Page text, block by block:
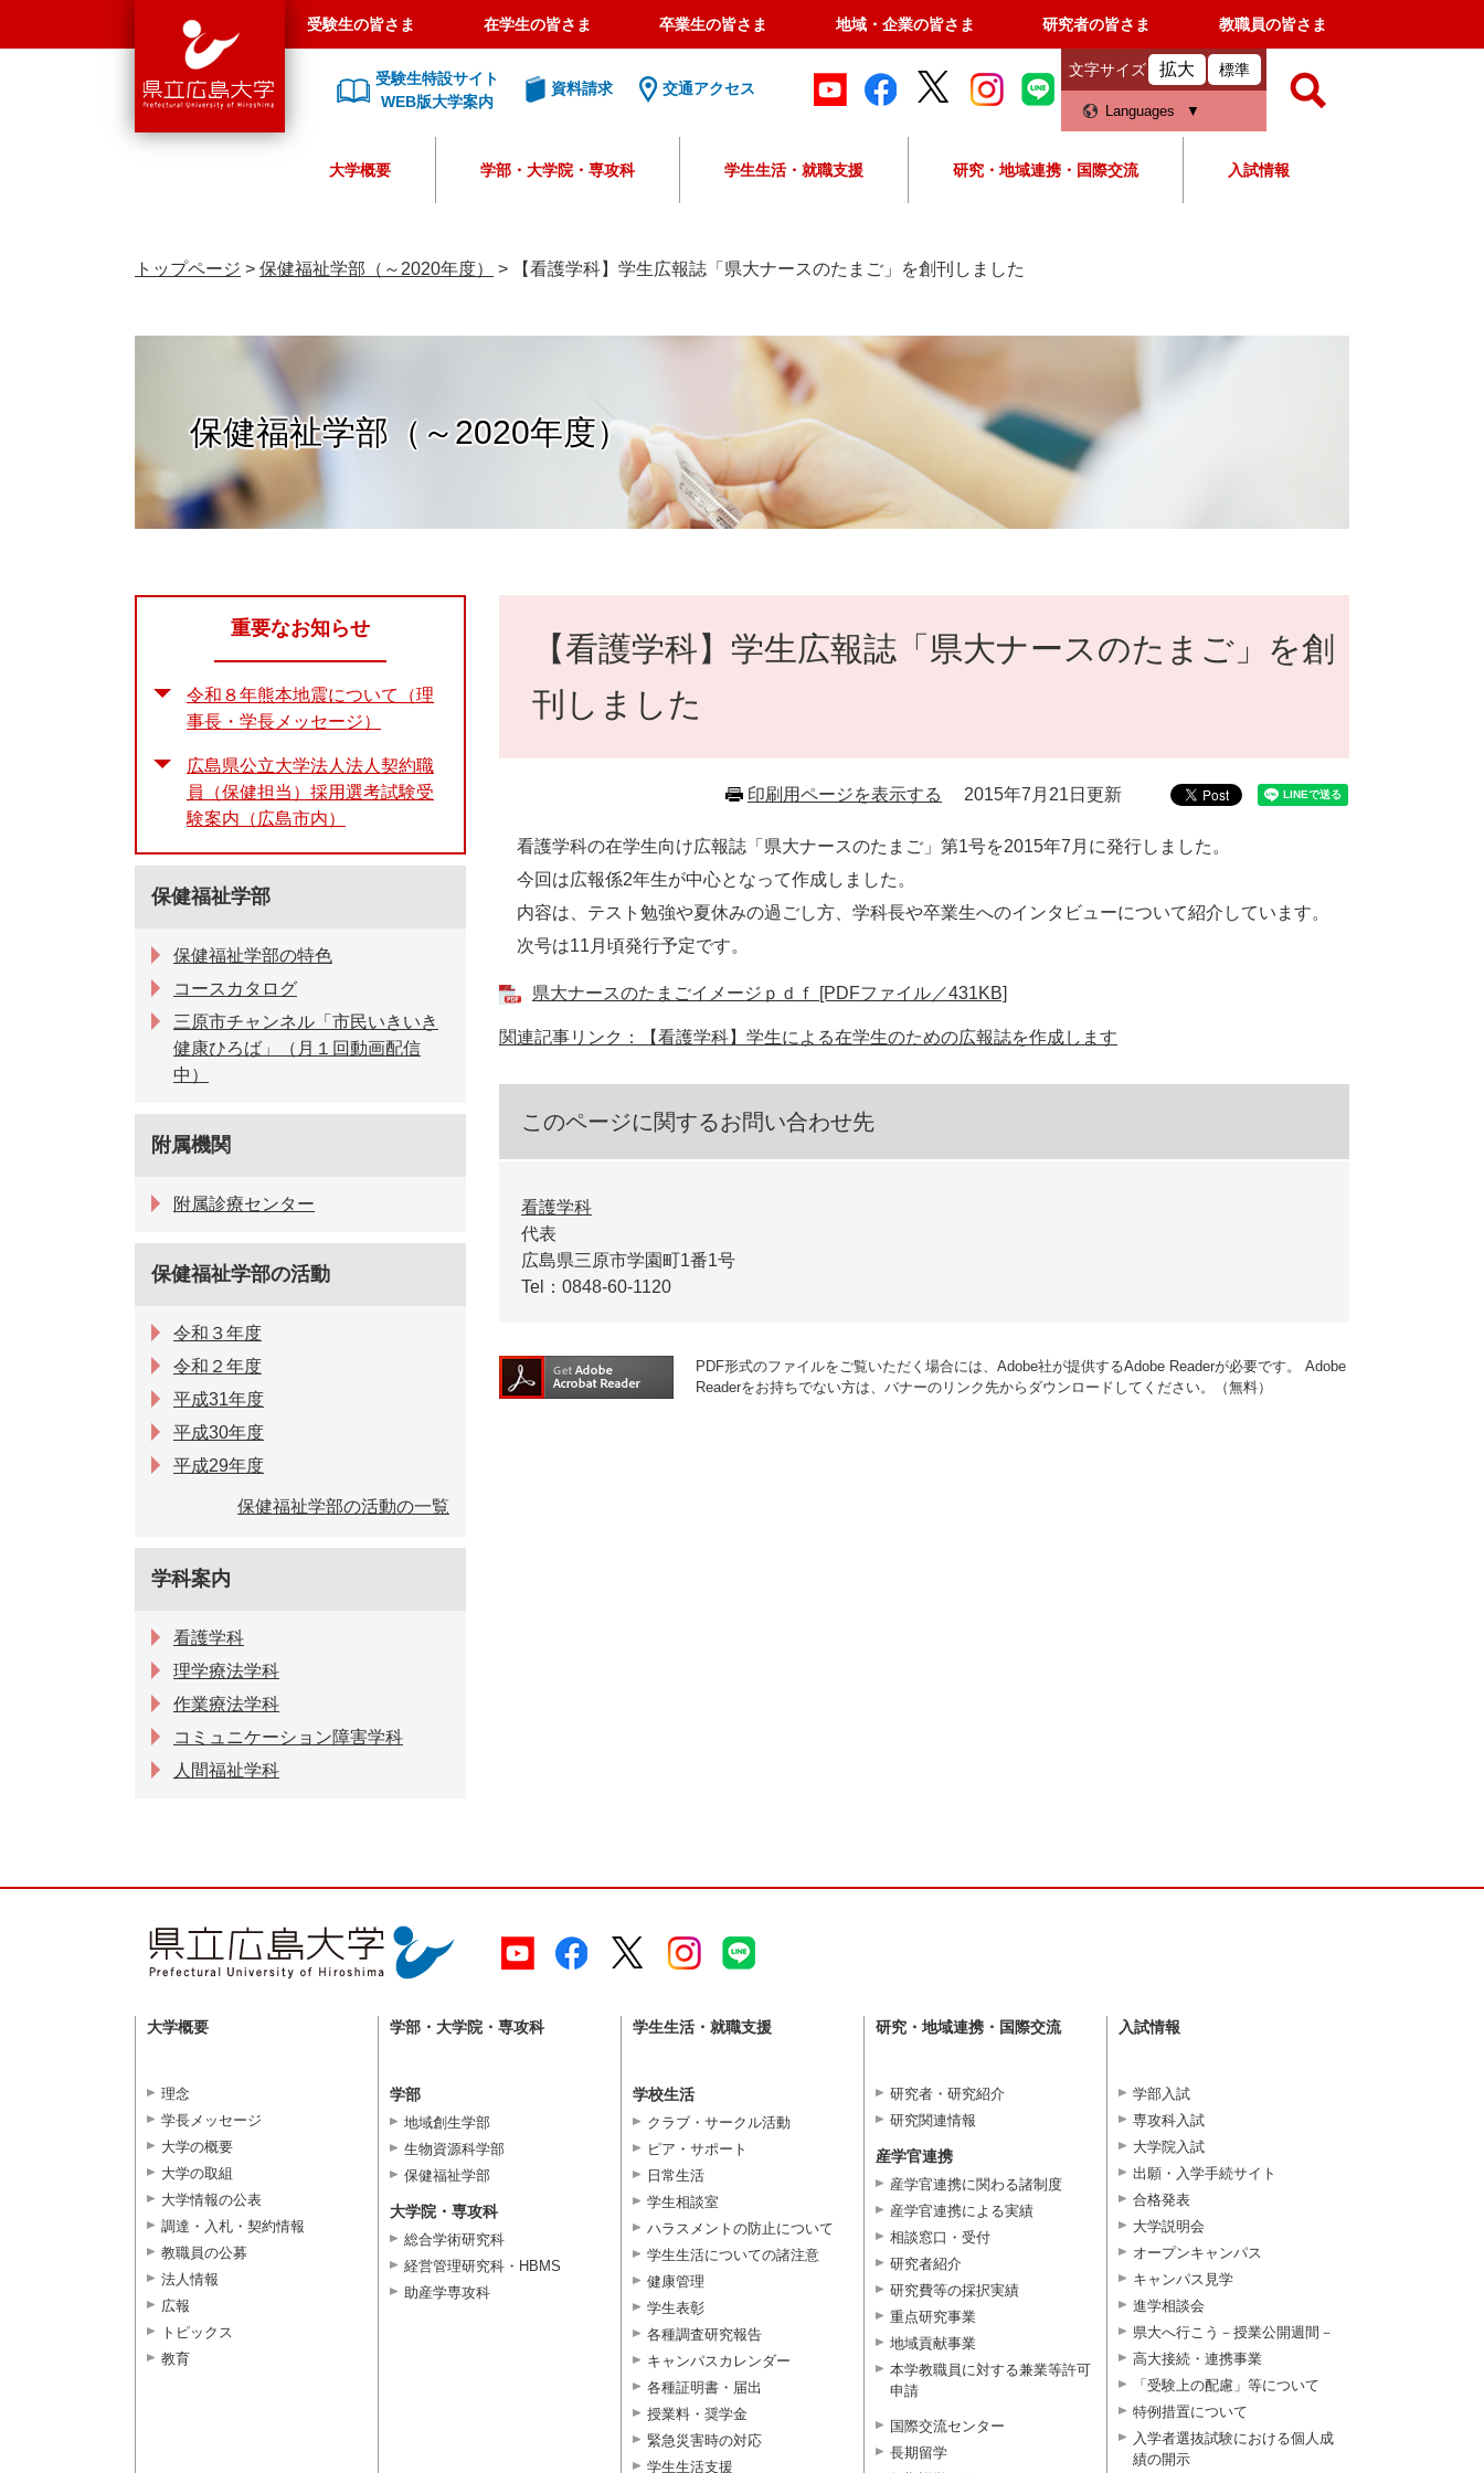
島
大
受験生の皆さま 在学生の皆さま 卒業生の皆さま 地域・企業の皆さま 研究者の皆さま 教職員の皆さま
受験生特設サイト
WEB版大学案内
資料請求 交通アクセス
文字サイズ 拡大 標準
Languages
o
e
カ
ス
タ
ム
検
大学概要 学部・大学院・専攻科 学生生活・就職支援 研究・地域連携・国際交流 入試情報
トップページ > 保健福祉学部（～2020年度） > 【看護学科】学生広報誌「県大ナースのたまご」を創刊しました
保健福祉学部（～2020年度）
【看護学科】学生広報誌「県大ナースのたまご」を創
刊しました
印刷用ページを表示する 2015年7月21日更新
看護学科の在学生向け広報誌「県大ナースのたまご」第1号を2015年7月に発行しました。
今回は広報係2年生が中心となって作成しました。
内容は、テスト勉強や夏休みの過ごし方、学科長や卒業生へのインタビューについて紹介しています。
次号は11月頃発行予定です。
県大ナースのたまごイメージｐｄｆ [PDFファイル／431KB]
関連記事リンク：【看護学科】学生による在学生のための広報誌を作成します
このページに関するお問い合わせ先
看護学科
代表
広島県三原市学園町1番1号
Tel：0848-60-1120
PDF形式のファイルをご覧いただく場合には、Adobe社が提供するAdobe Readerが必要です。
Adobe
Readerをお持ちでない方は、バナーのリンク先からダウンロードしてください。（無料）
重要なお知らせ
令和８年熊本地震について（理
事長・学長メッセージ）
広島県公立大学法人法人契約職
員（保健担当）採用選考試験受
験案内（広島市内）
保健福祉学部
保健福祉学部の特色
コースカタログ
三原市チャンネル「市民いきいき
健康ひろば」（月１回動画配信
中）
附属機関
附属診療センター
保健福祉学部の活動
令和３年度
令和２年度
平成31年度
平成30年度
平成29年度
保健福祉学部の活動の一覧
学科案内
看護学科
理学療法学科
作業療法学科
コミュニケーション障害学科
人間福祉学科
大学概要
理念
学長メッセージ
大学の概要
大学の取組
大学情報の公表
調達・入札・契約情報
教職員の公募
法人情報
広報
トピックス
教育
学部・大学院・専攻科
学部
地域創生学部
生物資源科学部
保健福祉学部
大学院・専攻科
総合学術研究科
経営管理研究科・HBMS
助産学専攻科
学生生活・就職支援
学校生活
クラブ・サークル活動
ピア・サポート
日常生活
学生相談室
ハラスメントの防止について
学生生活についての諸注意
健康管理
学生表彰
各種調査研究報告
キャンパスカレンダー
各種証明書・届出
授業料・奨学金
緊急災害時の対応
学生生活支援
研究・地域連携・国際交流
研究者・研究紹介
研究関連情報
産学官連携
産学官連携に関わる諸制度
産学官連携による実績
相談窓口・受付
研究者紹介
研究費等の採択実績
重点研究事業
地域貢献事業
本学教職員に対する兼業等許可
申請
国際交流センター
長期留学
入試情報
学部入試
専攻科入試
大学院入試
出願・入学手続サイト
合格発表
大学説明会
オープンキャンパス
キャンパス見学
進学相談会
県大へ行こう－授業公開週間－
高大接続・連携事業
「受験上の配慮」等について
特例措置について
入学者選抜試験における個人成
績の開示